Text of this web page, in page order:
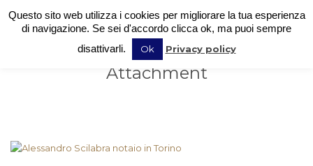
Attachment
Questo sito web utilizza i cookies per migliorare la tua esperienza
di navigazione. Se sei d'accordo clicca ok, ma puoi sempre
disattivarli.
Ok Privacy policy